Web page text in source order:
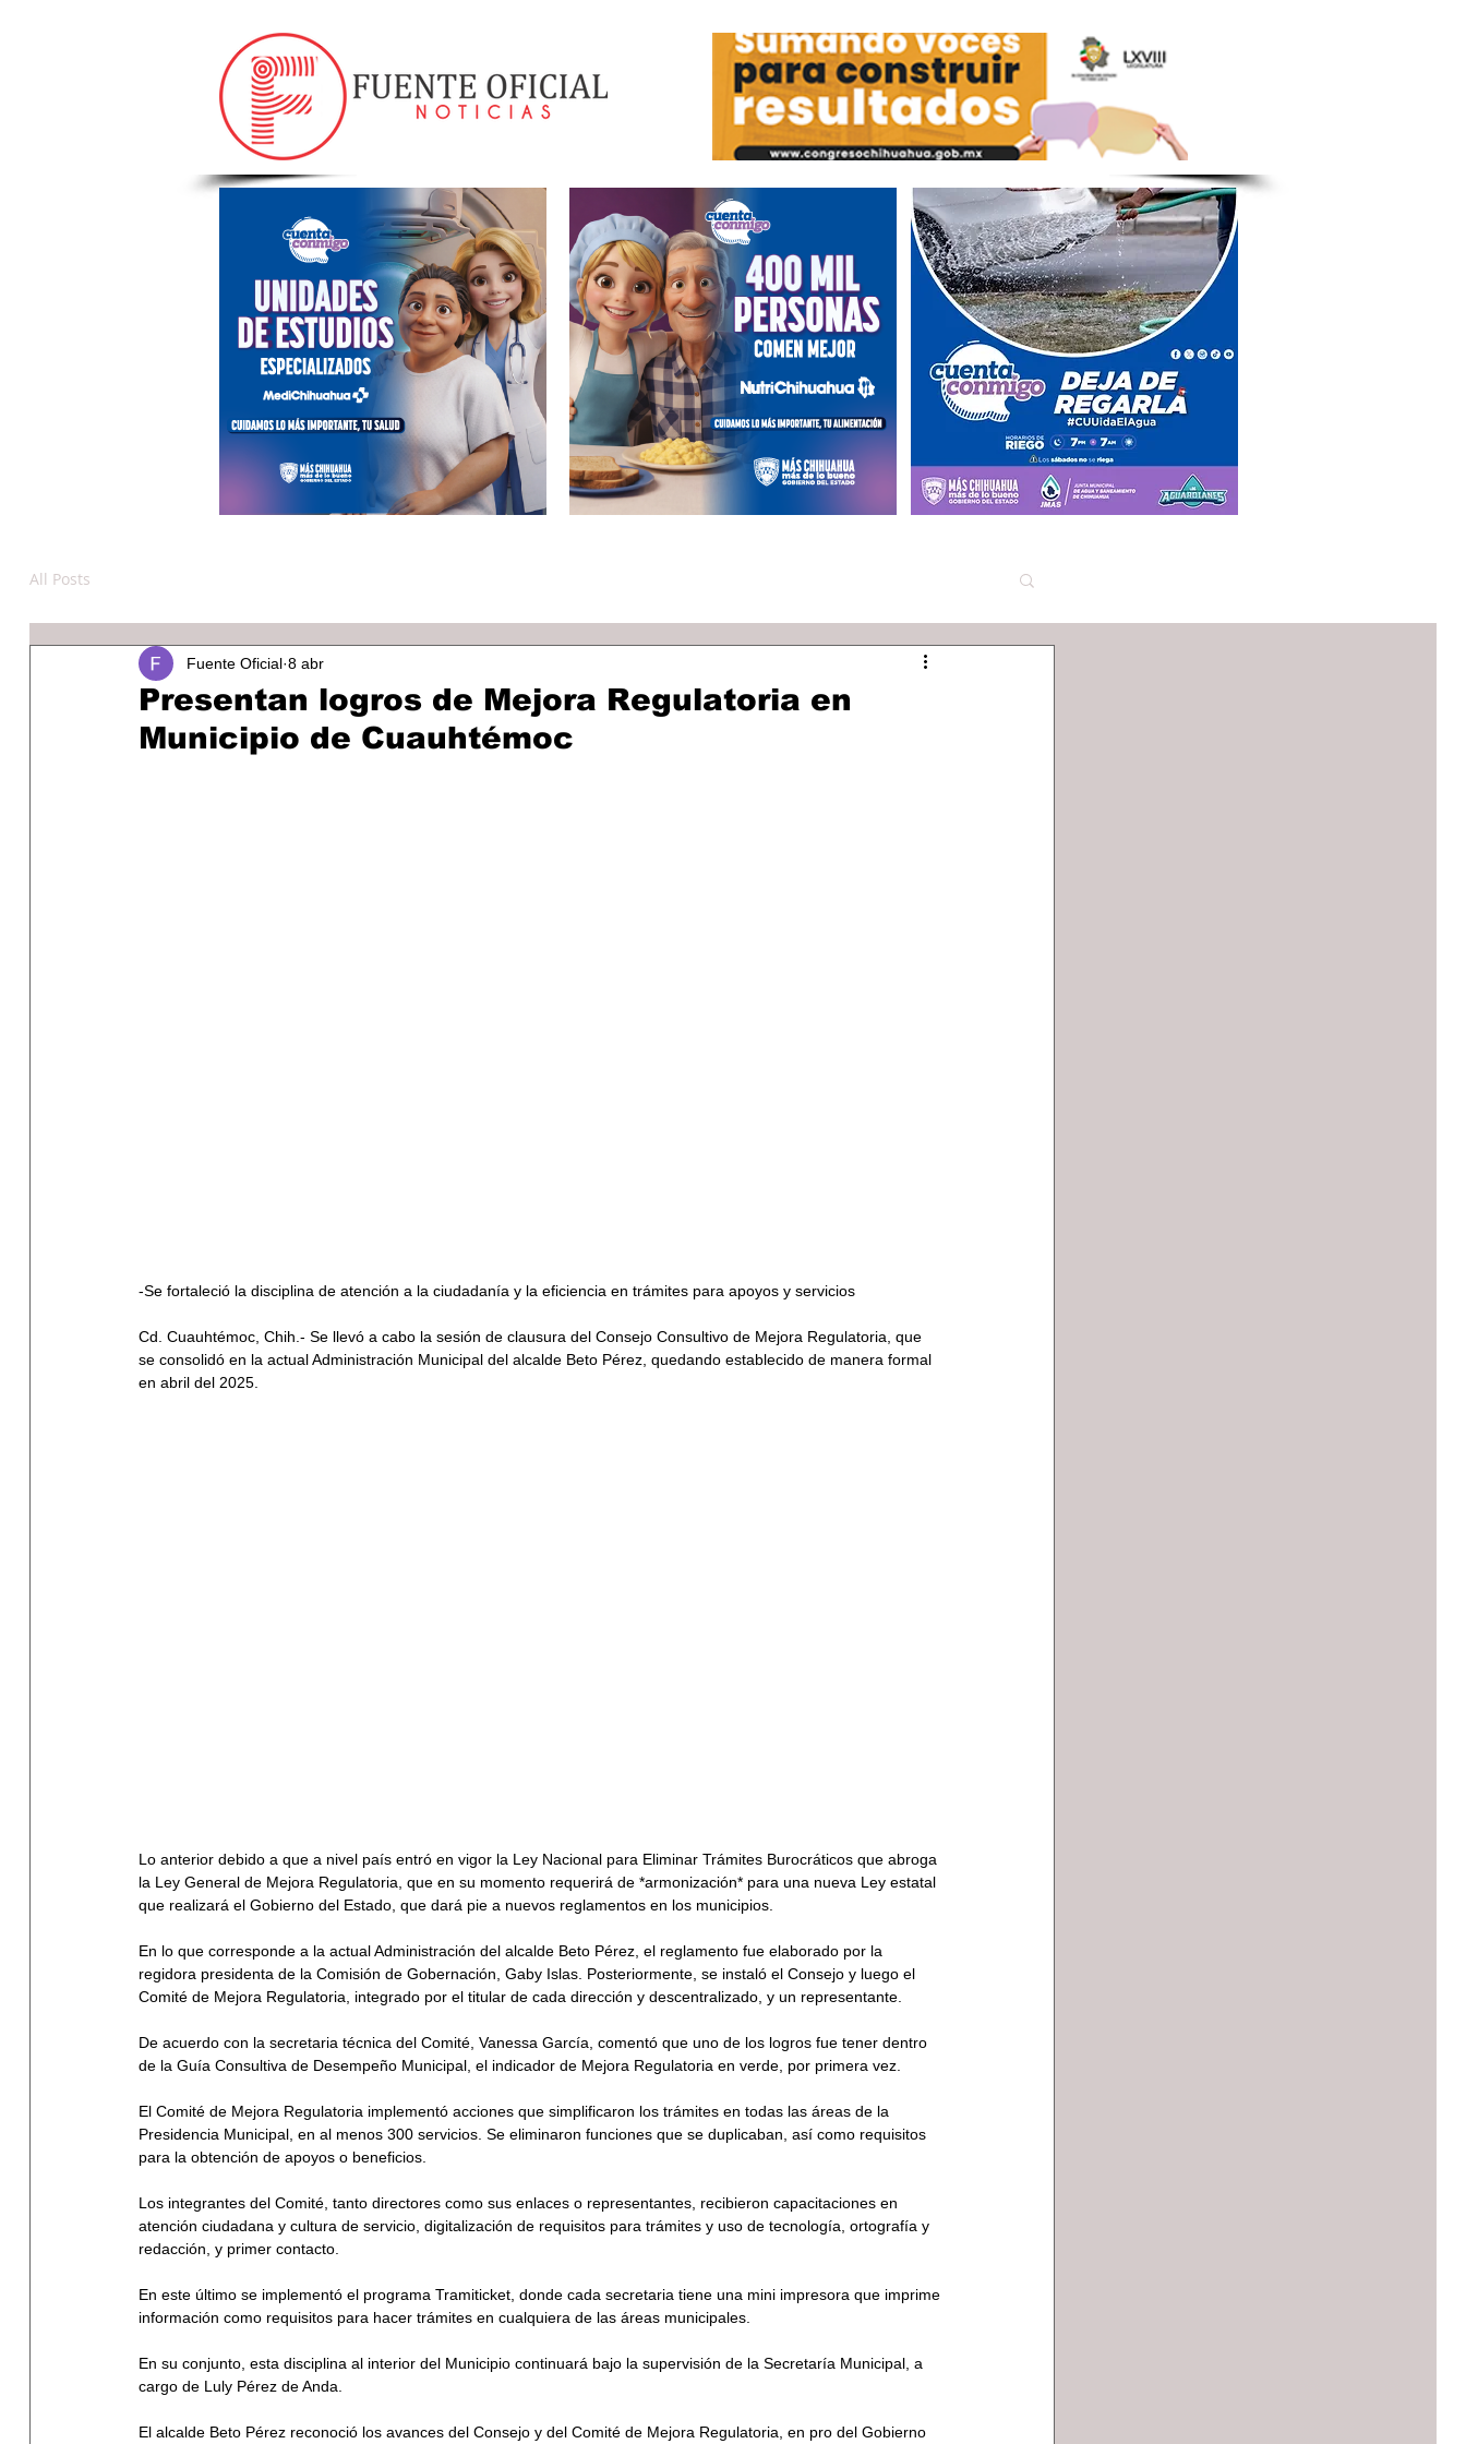
All Posts
Presentan logros de Mejora Regulatoria en
Municipio de Cuauhtémoc
Fuente Oficial 8 abr
-Se fortaleció la disciplina de atención a la ciudadanía y la eficiencia en trámites para apoyos y servicios
Cd. Cuauhtémoc, Chih.- Se llevó a cabo la sesión de clausura del Consejo Consultivo de Mejora Regulatoria, que
se consolidó en la actual Administración Municipal del alcalde Beto Pérez, quedando establecido de manera formal
en abril del 2025.
Lo anterior debido a que a nivel país entró en vigor la Ley Nacional para Eliminar Trámites Burocráticos que abroga
la Ley General de Mejora Regulatoria, que en su momento requerirá de *armonización* para una nueva Ley estatal
que realizará el Gobierno del Estado, que dará pie a nuevos reglamentos en los municipios.
En lo que corresponde a la actual Administración del alcalde Beto Pérez, el reglamento fue elaborado por la
regidora presidenta de la Comisión de Gobernación, Gaby Islas. Posteriormente, se instaló el Consejo y luego el
Comité de Mejora Regulatoria, integrado por el titular de cada dirección y descentralizado, y un representante.
De acuerdo con la secretaria técnica del Comité, Vanessa García, comentó que uno de los logros fue tener dentro
de la Guía Consultiva de Desempeño Municipal, el indicador de Mejora Regulatoria en verde, por primera vez.
El Comité de Mejora Regulatoria implementó acciones que simplificaron los trámites en todas las áreas de la
Presidencia Municipal, en al menos 300 servicios. Se eliminaron funciones que se duplicaban, así como requisitos
para la obtención de apoyos o beneficios.
Los integrantes del Comité, tanto directores como sus enlaces o representantes, recibieron capacitaciones en
atención ciudadana y cultura de servicio, digitalización de requisitos para trámites y uso de tecnología, ortografía y
redacción, y primer contacto.
En este último se implementó el programa Tramiticket, donde cada secretaria tiene una mini impresora que imprime
información como requisitos para hacer trámites en cualquiera de las áreas municipales.
En su conjunto, esta disciplina al interior del Municipio continuará bajo la supervisión de la Secretaría Municipal, a
cargo de Luly Pérez de Anda.
El alcalde Beto Pérez reconoció los avances del Consejo y del Comité de Mejora Regulatoria, en pro del Gobierno